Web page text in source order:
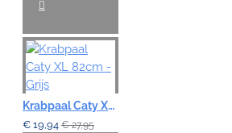
Krabpaal Caty XL 82cm - Grijs
€ 19,94 € 27,95